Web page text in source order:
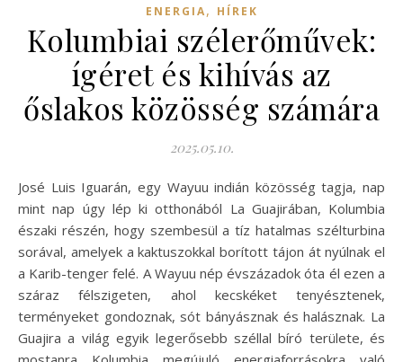
ENERGIA, HÍREK
Kolumbiai szélerőművek:
ígéret és kihívás az
őslakos közösség számára
2025.05.10.
José Luis Iguarán, egy Wayuu indián közösség tagja, nap
mint nap úgy lép ki otthonából La Guajirában, Kolumbia
északi részén, hogy szembesül a tíz hatalmas szélturbina
sorával, amelyek a kaktuszokkal borított tájon át nyúlnak el
a Karib-tenger felé. A Wayuu nép évszázadok óta él ezen a
száraz félszigeten, ahol kecskéket tenyésztenek,
terményeket gondoznak, sót bányásznak és halásznak. La
Guajira a világ egyik legerősebb széllal bíró területe, és